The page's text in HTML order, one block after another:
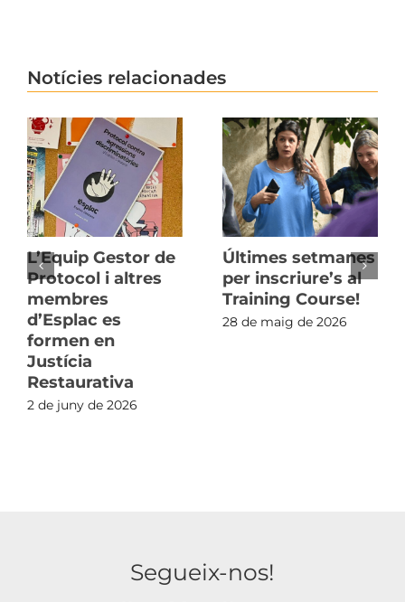
Notícies relacionades
L’Equip Gestor de
Protocol i altres
membres
d’Esplac es
formen en
Justícia
Restaurativa
2 de juny de 2026
Últimes setmanes
per inscriure’s al
Training Course!
28 de maig de 2026
Segueix-nos!